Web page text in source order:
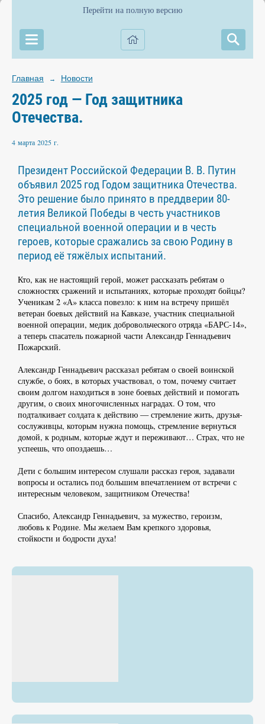
Перейти на полную версию
Главная → Новости
2025 год — Год защитника
Отечества.
4 марта 2025 г.
Президент Российской Федерации В. В. Путин
объявил 2025 год Годом защитника Отечества.
Это решение было принято в преддверии 80-
летия Великой Победы в честь участников
специальной военной операции и в честь
героев, которые сражались за свою Родину в
период её тяжёлых испытаний.
Кто, как не настоящий герой, может рассказать ребятам о
сложностях сражений и испытаниях, которые проходят бойцы?
Ученикам 2 «А» класса повезло: к ним на встречу пришёл
ветеран боевых действий на Кавказе, участник специальной
военной операции, медик добровольческого отряда «БАРС-14»,
а теперь спасатель пожарной части Александр Геннадьевич
Пожарский.
Александр Геннадьевич рассказал ребятам о своей воинской
службе, о боях, в которых участвовал, о том, почему считает
своим долгом находиться в зоне боевых действий и помогать
другим, о своих многочисленных наградах. О том, что
подталкивает солдата к действию — стремление жить, друзья-
сослуживцы, которым нужна помощь, стремление вернуться
домой, к родным, которые ждут и переживают… Страх, что не
успеешь, что опоздаешь…
Дети с большим интересом слушали рассказ героя, задавали
вопросы и остались под большим впечатлением от встречи с
интересным человеком, защитником Отечества!
Спасибо, Александр Геннадьевич, за мужество, героизм,
любовь к Родине. Мы желаем Вам крепкого здоровья,
стойкости и бодрости духа!